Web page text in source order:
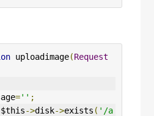
uploadimage(Request
='' ;
$this->disk->exists ( '/a